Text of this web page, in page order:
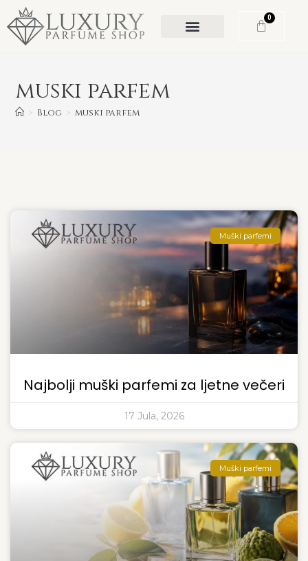
0
muski parfem
> Blog > muski parfem
Muški parfemi
Najbolji muški parfemi za ljetne večeri
17 Jula, 2026
Muški parfemi